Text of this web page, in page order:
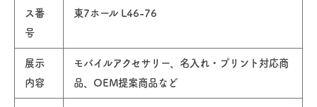
ス番
号
東7ホール L46-76
展示
内容
モバイルアクセサリー、名入れ・プリント対応商
品、OEM提案商品など